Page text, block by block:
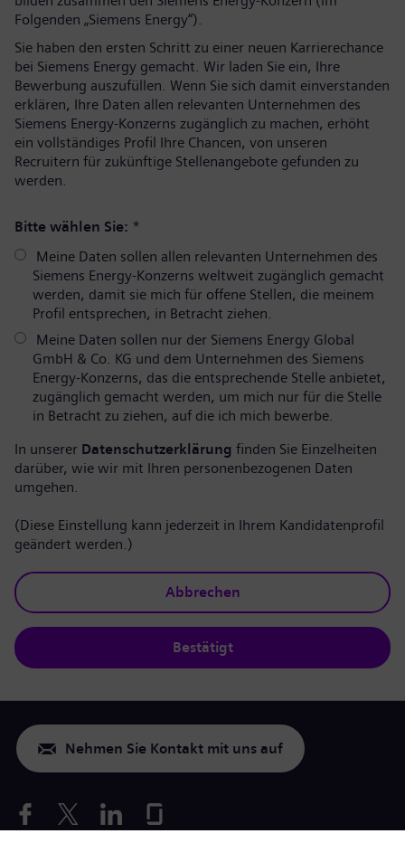
Folgenden „Siemens Energy“).
Sie haben den ersten Schritt zu einer neuen Karrierechance
bei Siemens Energy gemacht. Wir laden Sie ein, Ihre
Bewerbung auszufüllen. Wenn Sie sich damit einverstanden
erklären, Ihre Daten allen relevanten Unternehmen des
Siemens Energy-Konzerns zugänglich zu machen, erhöht
ein vollständiges Profil Ihre Chancen, von unseren
Recruitern für zukünftige Stellenangebote gefunden zu
werden.
Bitte wählen Sie: *
Meine Daten sollen allen relevanten Unternehmen des
Siemens Energy-Konzerns weltweit zugänglich gemacht
werden, damit sie mich für offene Stellen, die meinem
Profil entsprechen, in Betracht ziehen.
Meine Daten sollen nur der Siemens Energy Global
GmbH & Co. KG und dem Unternehmen des Siemens
Energy-Konzerns, das die entsprechende Stelle anbietet,
zugänglich gemacht werden, um mich nur für die Stelle
in Betracht zu ziehen, auf die ich mich bewerbe.
In unserer Datenschutzerklärung finden Sie Einzelheiten
darüber, wie wir mit Ihren personenbezogenen Daten
umgehen.
(Diese Einstellung kann jederzeit in Ihrem Kandidatenprofil
geändert werden.)
Abbrechen
Bestätigt
Nehmen Sie Kontakt mit uns auf